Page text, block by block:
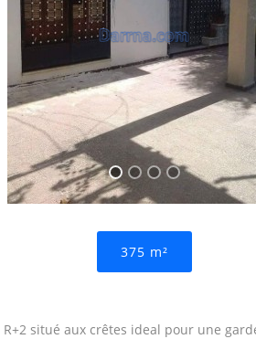
375 m²
situé aux crêtes ideal pour une